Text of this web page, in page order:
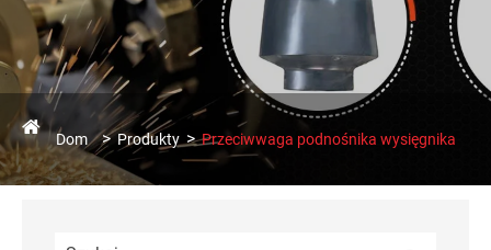
Dom Produkty Przeciwwaga podnośnika wysięgnika